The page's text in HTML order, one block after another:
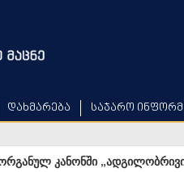
დახმარება საჯარო
კანონში